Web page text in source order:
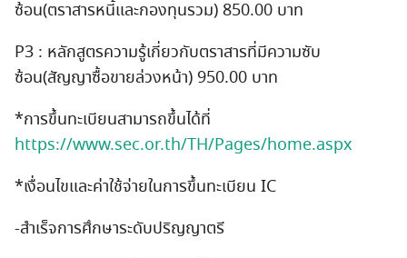
ซ้อน(ตราสารหนี้และกองทุนรวม) 850.00 บาท
P3 : หลักสูตรความรู้เกี่ยวกับตราสารที่มีความซับ
ซ้อน(สัญญาซื้อขายล่วงหน้า) 950.00 บาท
*การขึ้นทะเบียนสามารถขึ้นได้ที่
https://www.sec.or.th/TH/Pages/home.aspx
*เงื่อนไขและค่าใช้จ่ายในการขึ้นทะเบียน IC
-สำเร็จการศึกษาระดับปริญญาตรี